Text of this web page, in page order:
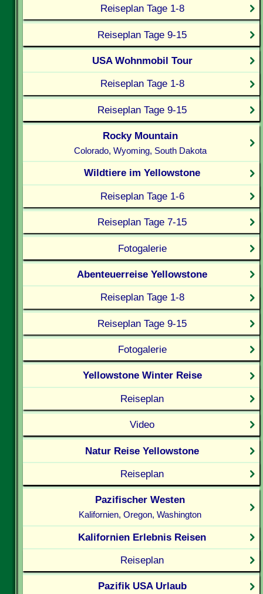
Reiseplan Tage 1-8
Reiseplan Tage 9-15
USA Wohnmobil Tour
Reiseplan Tage 1-8
Reiseplan Tage 9-15
Rocky Mountain
Colorado, Wyoming, South Dakota
Wildtiere im Yellowstone
Reiseplan Tage 1-6
Reiseplan Tage 7-15
Fotogalerie
Abenteuerreise Yellowstone
Reiseplan Tage 1-8
Reiseplan Tage 9-15
Fotogalerie
Yellowstone Winter Reise
Reiseplan
Video
Natur Reise Yellowstone
Reiseplan
Pazifischer Westen
Kalifornien, Oregon, Washington
Kalifornien Erlebnis Reisen
Reiseplan
Pazifik USA Urlaub